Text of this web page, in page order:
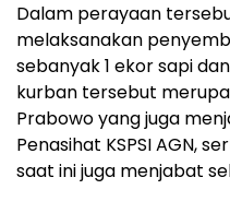
Dalam perayaan
melaksanakan
sebanyak 1 ekor sapi
kurban tersebut
Prabowo yang juga
Penasihat KSPSI AGN,
saat ini juga menjabat